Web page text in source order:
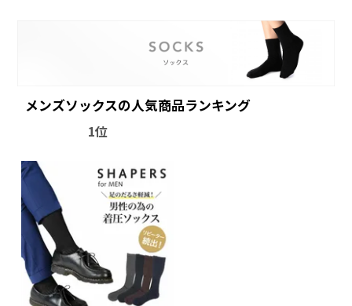
メンズソックスの人気商品ランキング